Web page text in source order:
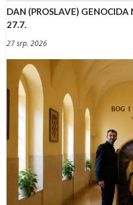
DAN (PROSLAVE)
27.7.
27 srp. 2026